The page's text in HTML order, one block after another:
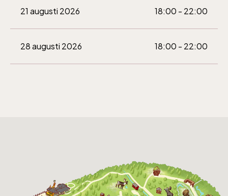
21 augusti 2026 18:00 - 22:00
28 augusti 2026 18:00 - 22:00
öppet under
påsken, helger i
ledsagare åker